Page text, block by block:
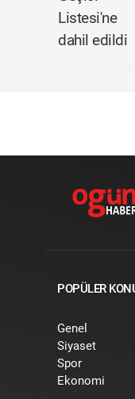
Listesi'ne
dahil edildi
POPÜLER
Genel
Siyaset
Spor
Ekonomi